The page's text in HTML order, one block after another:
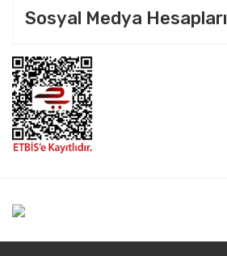
Sosyal Medya Hesapları